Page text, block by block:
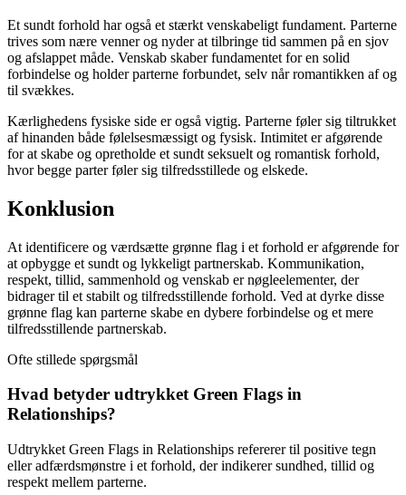
Et sundt forhold har også et stærkt venskabeligt fundament. Parterne
trives som nære venner og nyder at tilbringe tid sammen på en sjov
og afslappet måde. Venskab skaber fundamentet for en solid
forbindelse og holder parterne forbundet, selv når romantikken af og
til svækkes.
Kærlighedens fysiske side er også vigtig. Parterne føler sig tiltrukket
af hinanden både følelsesmæssigt og fysisk. Intimitet er afgørende
for at skabe og opretholde et sundt seksuelt og romantisk forhold,
hvor begge parter føler sig tilfredsstillede og elskede.
Konklusion
At identificere og værdsætte grønne flag i et forhold er afgørende for
at opbygge et sundt og lykkeligt partnerskab. Kommunikation,
respekt, tillid, sammenhold og venskab er nøgleelementer, der
bidrager til et stabilt og tilfredsstillende forhold. Ved at dyrke disse
grønne flag kan parterne skabe en dybere forbindelse og et mere
tilfredsstillende partnerskab.
Ofte stillede spørgsmål
Hvad betyder udtrykket Green Flags in
Relationships?
Udtrykket Green Flags in Relationships refererer til positive tegn
eller adfærdsmønstre i et forhold, der indikerer sundhed, tillid og
respekt mellem parterne.